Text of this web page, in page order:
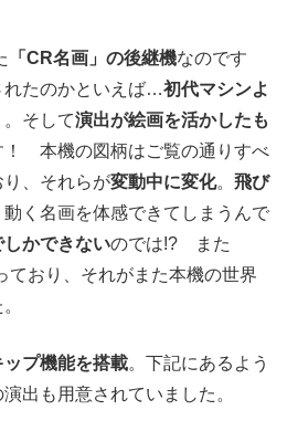
「CR名画」の後継機なのです
れたのかといえば…初代マシンよ
そして演出が絵画を活かしたも
！ 本機の図柄はご覧の通りすべ
、それらが変動中に変化。 飛び
動く名画を体感できてしまうんで
かできないのでは!? また
ており、それがまた本機の世界
ップ機能を搭載。下記にあるよう
出も用意されていました。